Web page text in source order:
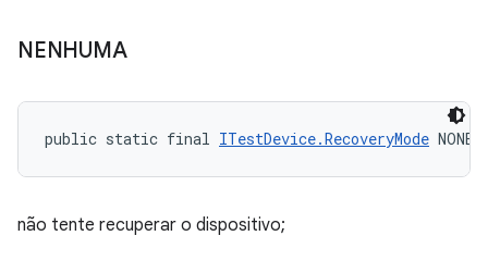
NENHUMA
public static final ITestDevice.RecoveryMode NONE
não tente recuperar o dispositivo;